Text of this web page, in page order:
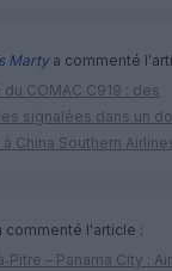
Martya commenté
du COMAC C919 : des
signalées dans un
China Southern
commenté l'article :
– Panama City :